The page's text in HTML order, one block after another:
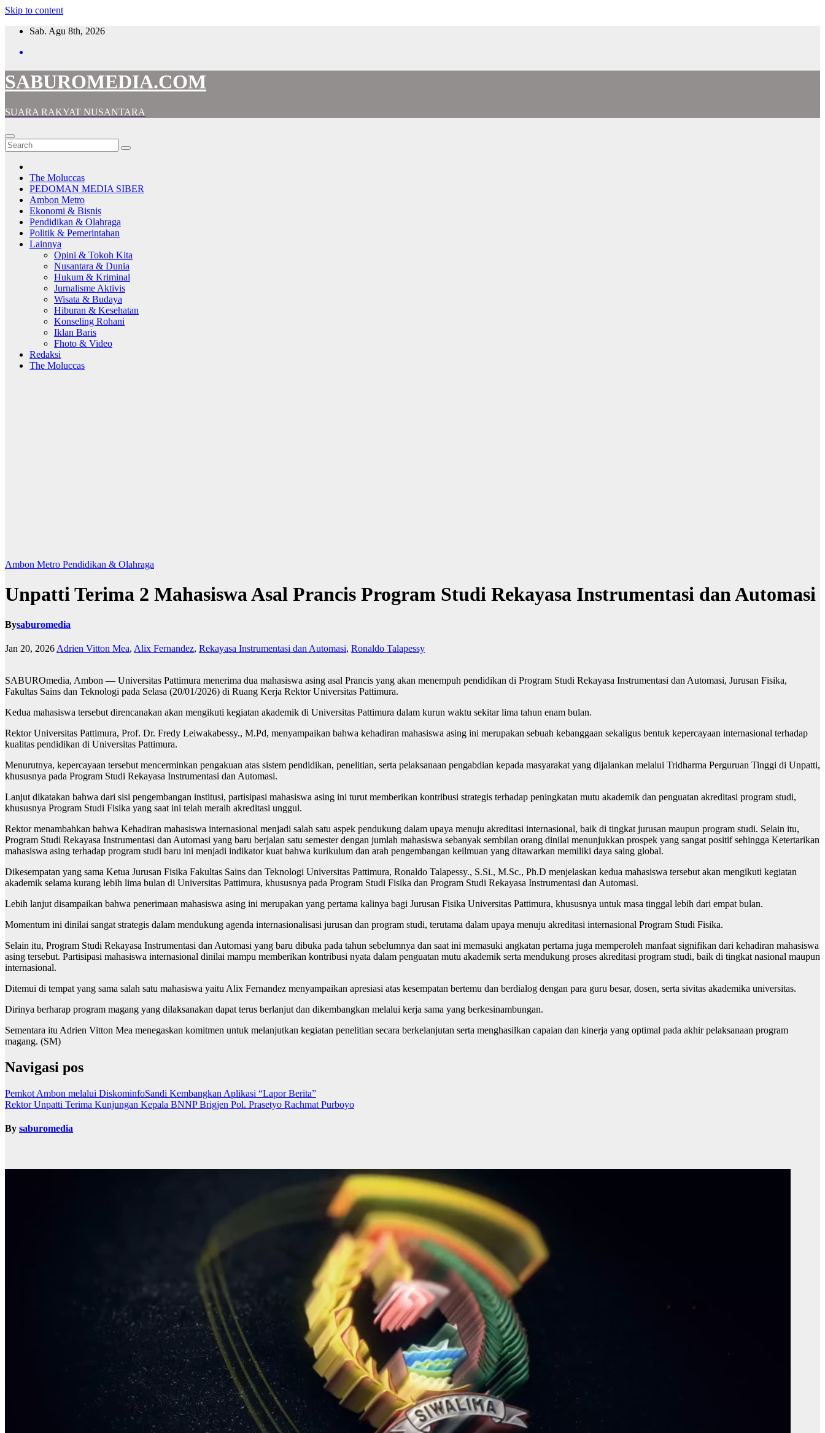
Skip to content
Sab. Agu 8th, 2026
SABUROMEDIA.COM
SUARA RAKYAT NUSANTARA
The Moluccas
PEDOMAN MEDIA SIBER
Ambon Metro
Ekonomi & Bisnis
Pendidikan & Olahraga
Politik & Pemerintahan
Lainnya
Opini & Tokoh Kita
Nusantara & Dunia
Hukum & Kriminal
Jurnalisme Aktivis
Wisata & Budaya
Hiburan & Kesehatan
Konseling Rohani
Iklan Baris
Fhoto & Video
Redaksi
The Moluccas
Ambon Metro Pendidikan & Olahraga
Unpatti Terima 2 Mahasiswa Asal Prancis Program Studi Rekayasa Instrumentasi dan Automasi
Bysaburomedia
Jan 20, 2026 Adrien Vitton Mea, Alix Fernandez, Rekayasa Instrumentasi dan Automasi, Ronaldo Talapessy
SABUROmedia, Ambon — Universitas Pattimura menerima dua mahasiswa asing asal Prancis yang akan menempuh pendidikan di Program Studi Rekayasa Instrumentasi dan Automasi, Jurusan Fisika,
Fakultas Sains dan Teknologi pada Selasa (20/01/2026) di Ruang Kerja Rektor Universitas Pattimura.
Kedua mahasiswa tersebut direncanakan akan mengikuti kegiatan akademik di Universitas Pattimura dalam kurun waktu sekitar lima tahun enam bulan.
Rektor Universitas Pattimura, Prof. Dr. Fredy Leiwakabessy., M.Pd, menyampaikan bahwa kehadiran mahasiswa asing ini merupakan sebuah kebanggaan sekaligus bentuk kepercayaan internasional terhadap
kualitas pendidikan di Universitas Pattimura.
Menurutnya, kepercayaan tersebut mencerminkan pengakuan atas sistem pendidikan, penelitian, serta pelaksanaan pengabdian kepada masyarakat yang dijalankan melalui Tridharma Perguruan Tinggi di Unpatti,
khususnya pada Program Studi Rekayasa Instrumentasi dan Automasi.
Lanjut dikatakan bahwa dari sisi pengembangan institusi, partisipasi mahasiswa asing ini turut memberikan kontribusi strategis terhadap peningkatan mutu akademik dan penguatan akreditasi program studi,
khususnya Program Studi Fisika yang saat ini telah meraih akreditasi unggul.
Rektor menambahkan bahwa Kehadiran mahasiswa internasional menjadi salah satu aspek pendukung dalam upaya menuju akreditasi internasional, baik di tingkat jurusan maupun program studi. Selain itu,
Program Studi Rekayasa Instrumentasi dan Automasi yang baru berjalan satu semester dengan jumlah mahasiswa sebanyak sembilan orang dinilai menunjukkan prospek yang sangat positif sehingga Ketertarikan
mahasiswa asing terhadap program studi baru ini menjadi indikator kuat bahwa kurikulum dan arah pengembangan keilmuan yang ditawarkan memiliki daya saing global.
Dikesempatan yang sama Ketua Jurusan Fisika Fakultas Sains dan Teknologi Universitas Pattimura, Ronaldo Talapessy., S.Si., M.Sc., Ph.D menjelaskan kedua mahasiswa tersebut akan mengikuti kegiatan
akademik selama kurang lebih lima bulan di Universitas Pattimura, khususnya pada Program Studi Fisika dan Program Studi Rekayasa Instrumentasi dan Automasi.
Lebih lanjut disampaikan bahwa penerimaan mahasiswa asing ini merupakan yang pertama kalinya bagi Jurusan Fisika Universitas Pattimura, khususnya untuk masa tinggal lebih dari empat bulan.
Momentum ini dinilai sangat strategis dalam mendukung agenda internasionalisasi jurusan dan program studi, terutama dalam upaya menuju akreditasi internasional Program Studi Fisika.
Selain itu, Program Studi Rekayasa Instrumentasi dan Automasi yang baru dibuka pada tahun sebelumnya dan saat ini memasuki angkatan pertama juga memperoleh manfaat signifikan dari kehadiran mahasiswa
asing tersebut. Partisipasi mahasiswa internasional dinilai mampu memberikan kontribusi nyata dalam penguatan mutu akademik serta mendukung proses akreditasi program studi, baik di tingkat nasional maupun
internasional.
Ditemui di tempat yang sama salah satu mahasiswa yaitu Alix Fernandez menyampaikan apresiasi atas kesempatan bertemu dan berdialog dengan para guru besar, dosen, serta sivitas akademika universitas.
Dirinya berharap program magang yang dilaksanakan dapat terus berlanjut dan dikembangkan melalui kerja sama yang berkesinambungan.
Sementara itu Adrien Vitton Mea menegaskan komitmen untuk melanjutkan kegiatan penelitian secara berkelanjutan serta menghasilkan capaian dan kinerja yang optimal pada akhir pelaksanaan program
magang. (SM)
Navigasi pos
Pemkot Ambon melalui DiskominfoSandi Kembangkan Aplikasi “Lapor Berita”
Rektor Unpatti Terima Kunjungan Kepala BNNP Brigjen Pol. Prasetyo Rachmat Purboyo
By saburomedia